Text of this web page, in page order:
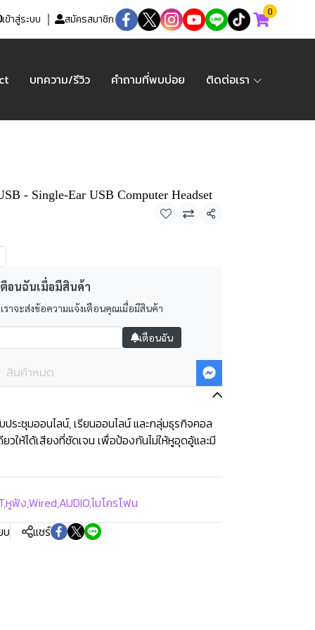
เข้าสู่ระบบ สมัครสมาชิก
0
บทความ/รีวิว คำถามที่พบบ่อย ติดต่อเรา
- Single-Ear USB Computer Headset
แชร์
ตือนฉันเมื่อมีสินค้า
ราจะส่งข้อความแจ้งเตือนคุณเมื่อมีสินค้า
เตือนฉัน
สินค้าหมด
ะชุมออนไลน์, เรียนออนไลน์ และกลุ่มธุรกิจคอล
วให้ได้เสียงที่ชัดเจน เพื่อป้องกันไม่ให้หูอุดอู้และมี
,หูฟัง,Wired,AUDIO,ไมโครโฟน
บ แชร์